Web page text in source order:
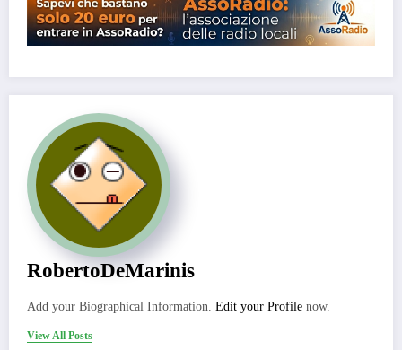
RobertoDeMarinis
Add your Biographical Information. Edit your Profile now.
View All Posts